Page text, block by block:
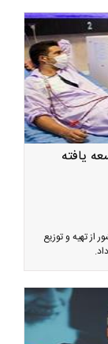
تهیه و توزیع